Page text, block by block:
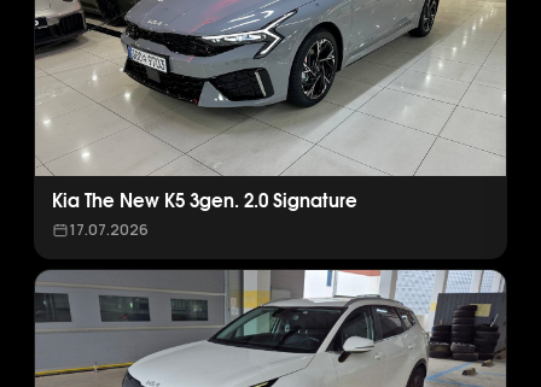
Kia The New K5 3gen. 2.0 Signature
17.07.2026